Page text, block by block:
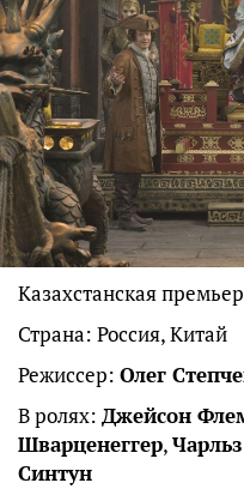
Казахстанская
Страна: Россия, Китай
Режиссер: Олег
В ролях: Джейсон
Шварценеггер,
Синтун